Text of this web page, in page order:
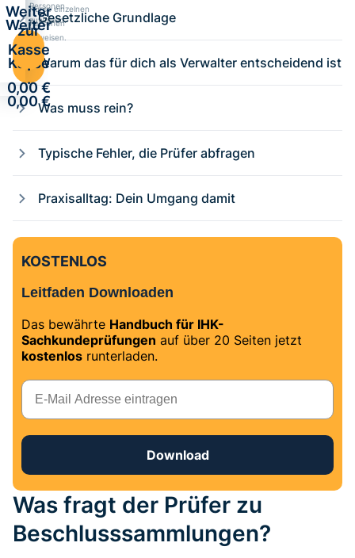
Personen
zuweisen.
Weiter
zur
Kasse
·
0,00 €
Kurse einzelnen
Personen
zuweisen.
Weiter
zur
Kasse
·
0,00 €
Gesetzliche Grundlage
Warum das für dich als Verwalter entscheidend ist
Was muss rein?
Typische Fehler, die Prüfer abfragen
Praxisalltag: Dein Umgang damit
KOSTENLOS
Leitfaden Downloaden
Das bewährte Handbuch für IHK-
Sachkundeprüfungen auf über 20 Seiten jetzt
kostenlos runterladen.
E-Mail
Download
Was fragt der Prüfer zu
Beschlusssammlungen?